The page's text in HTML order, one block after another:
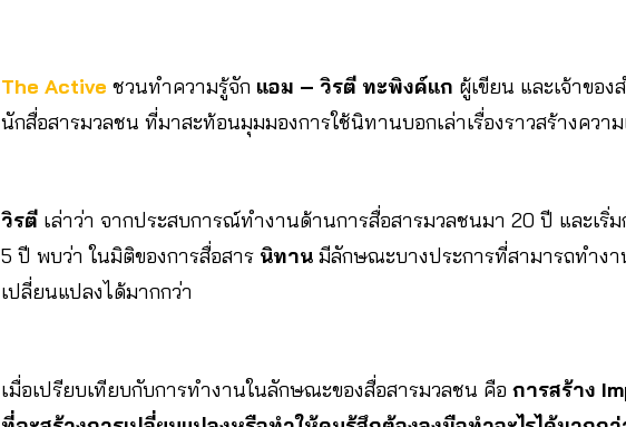
The Active ชวนทำความรู้จัก แอม – วิรตี ทะพิงค์แก ผู้เขียน และเจ้าขอ
นักสื่อสารมวลชน ที่มาสะท้อนมุมมองการใช้นิทานบอกเล่าเรื่องราวสร้างควา
วิรตี เล่าว่า จากประสบการณ์ทำงานด้านการสื่อสารมวลชนมา 20 ปี และเริ่
5 ปี พบว่า ในมิติของการสื่อสาร นิทาน มีลักษณะบางประการที่สามารถทำงา
เปลี่ยนแปลงได้มากกว่า
เมื่อเปรียบเทียบกับการทำงานในลักษณะของสื่อสารมวลชน คือ การสร้าง